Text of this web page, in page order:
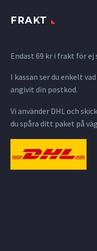
FRAKT
Endast 69 kr i frakt för ej
I kassan ser du enkelt
angivit din postkod.
Vi använder DHL och
du spåra ditt paket på